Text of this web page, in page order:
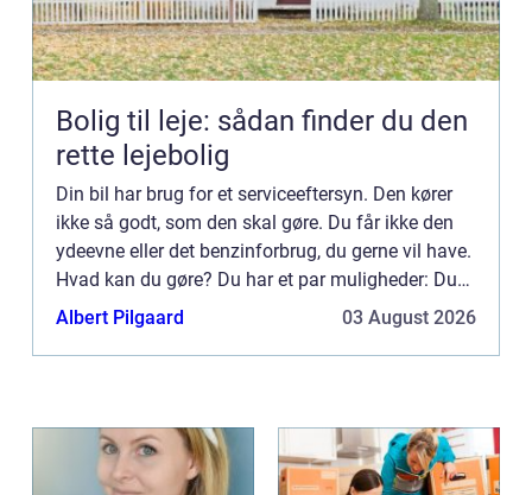
Bolig til leje: sådan finder du den
rette lejebolig
Din bil har brug for et serviceeftersyn. Den kører
ikke så godt, som den skal gøre. Du får ikke den
ydeevne eller det benzinforbrug, du gerne vil have.
Hvad kan du gøre? Du har et par muligheder: Du
kan tage den til forhandleren, ringe til en
Albert Pilgaard 03 August 2026